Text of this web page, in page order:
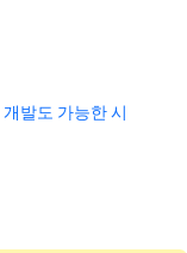
발도 가능한 시